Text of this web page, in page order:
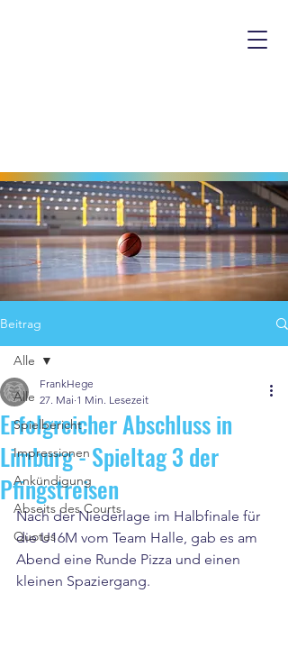
Beitrag
Alle
Spielbericht
Impressionen
Ankündigung
Abseits des Courts
Quotes
Alle
Erfolgreicher Abschluss in
Limburg - Spieltag 3 der
Pfingstreisen
FrankHege
27. Mai 1 Min. Lesezeit
Nach der Niederlage im Halbfinale für
die U16M vom Team Halle, gab es am
Abend eine Runde Pizza und einen
kleinen Spaziergang.